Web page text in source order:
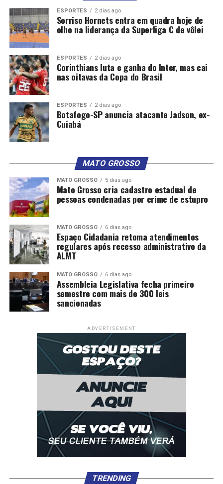
ESPORTES 2 dias ago
Sorriso Hornets entra em quadra hoje de
olho na liderança da Superliga C de vôlei
ESPORTES 2 dias ago
Corinthians luta e ganha do Inter, mas cai
nas oitavas da Copa do Brasil
ESPORTES 2 dias ago
Botafogo-SP anuncia atacante Jadson, ex-
Cuiabá
MATO GROSSO
MATO GROSSO 5 dias ago
Mato Grosso cria cadastro estadual de
pessoas condenadas por crime de estupro
MATO GROSSO 6 dias ago
Espaço Cidadania retoma atendimentos
regulares após recesso administrativo da
ALMT
MATO GROSSO 6 dias ago
Assembleia Legislativa fecha primeiro
semestre com mais de 300 leis
sancionadas
ADVERTISEMENT
TRENDING